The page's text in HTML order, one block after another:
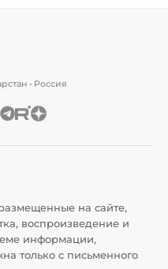
• Россия
на сайте,
воспроизведение и
информации,
только с письменного